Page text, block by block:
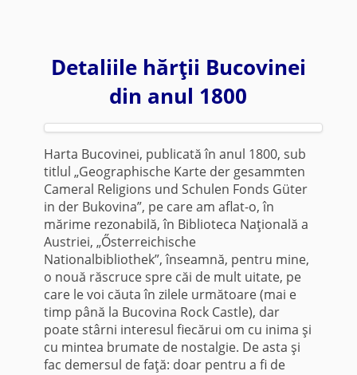
Detaliile hărţii Bucovinei
din anul 1800
Harta Bucovinei, publicată în anul 1800, sub
titlul „Geographische Karte der gesammten
Cameral Religions und Schulen Fonds Güter
in der Bukovina”, pe care am aflat-o, în
mărime rezonabilă, în Biblioteca Naţională a
Austriei, „Ősterreichische
Nationalbibliothek”, înseamnă, pentru mine,
o nouă răscruce spre căi de mult uitate, pe
care le voi căuta în zilele următoare (mai e
timp până la Bucovina Rock Castle), dar
poate stârni interesul fiecărui om cu inima şi
cu mintea brumate de nostalgie. De asta şi
fac demersul de faţă: doar pentru a fi de